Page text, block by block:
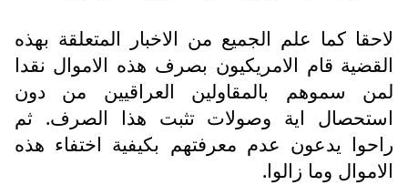
لاحقا كما علم الجميع من الاخبار المتعلقة بهذه
القضية قام الامريكيون بصرف هذه الاموال نقدا
لمن سموهم بالمقاولين العراقيين من دون
استحصال اية وصولات تثبت هذا الصرف. ثم
راحوا يدعون عدم معرفتهم بكيفية اختفاء هذه
الاموال وما زالوا.